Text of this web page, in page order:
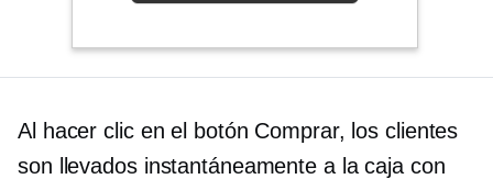
Al hacer clic en el botón Comprar, los clientes
son llevados instantáneamente a la caja con